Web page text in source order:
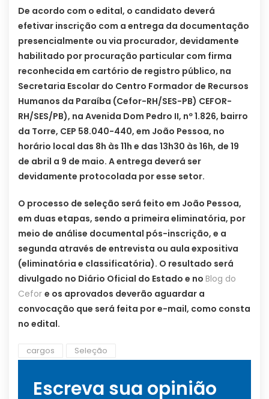
De acordo com o edital, o candidato deverá
efetivar inscrição com a entrega da documentação
presencialmente ou via procurador, devidamente
habilitado por procuração particular com firma
reconhecida em cartório de registro público, na
Secretaria Escolar do Centro Formador de Recursos
Humanos da Paraíba (Cefor-RH/SES-PB) CEFOR-
RH/SES/PB), na Avenida Dom Pedro II, nº 1.826, bairro
da Torre, CEP 58.040-440, em João Pessoa, no
horário local das 8h às 11h e das 13h30 às 16h, de 19
de abril a 9 de maio. A entrega deverá ser
devidamente protocolada por esse setor.
O processo de seleção será feito em João Pessoa,
em duas etapas, sendo a primeira eliminatória, por
meio de análise documental pós-inscrição, e a
segunda através de entrevista ou aula expositiva
(eliminatória e classificatória). O resultado será
divulgado no Diário Oficial do Estado e no Blog do
Cefor e os aprovados deverão aguardar a
convocação que será feita por e-mail, como consta
no edital.
cargos Seleção
Escreva sua opinião